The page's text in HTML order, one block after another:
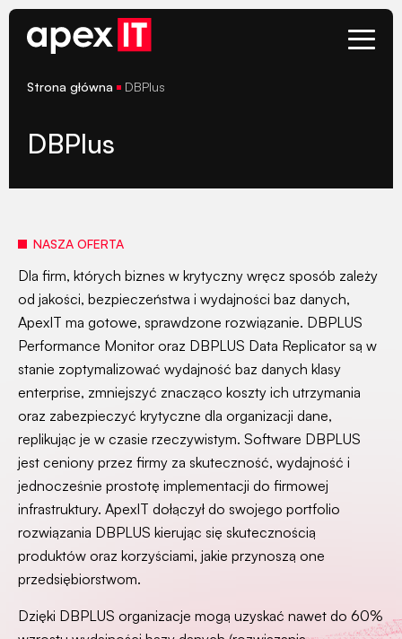
Skip
Strona główna DBPlus
DBPlus
NASZA OFERTA
Dla firm, których biznes w krytyczny wręcz sposób zależy
od jakości, bezpieczeństwa i wydajności baz danych,
ApexIT ma gotowe, sprawdzone rozwiązanie. DBPLUS
Performance Monitor oraz DBPLUS Data Replicator są w
stanie zoptymalizować wydajność baz danych klasy
enterprise, zmniejszyć znacząco koszty ich utrzymania
oraz zabezpieczyć krytyczne dla organizacji dane,
replikując je w czasie rzeczywistym. Software DBPLUS
jest ceniony przez firmy za skuteczność, wydajność i
jednocześnie prostotę implementacji do firmowej
infrastruktury. ApexIT dołączył do swojego portfolio
rozwiązania DBPLUS kierując się skutecznością
produktów oraz korzyściami, jakie przynoszą one
przedsiębiorstwom.
Dzięki DBPLUS organizacje mogą uzyskać nawet do 60%